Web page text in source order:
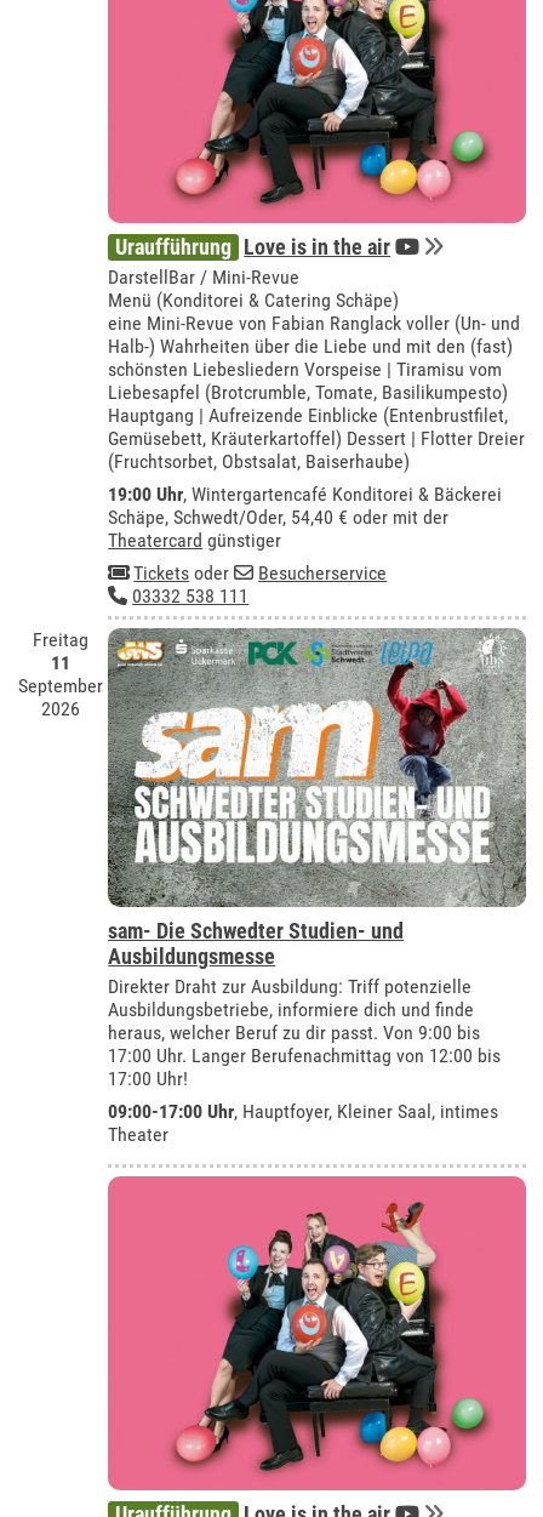
Uraufführung Love is in the air
DarstellBar / Mini-Revue
Menü (Konditorei & Catering Schäpe)
eine Mini-Revue von Fabian Ranglack voller (Un- und
Halb-) Wahrheiten über die Liebe und mit den (fast)
schönsten Liebesliedern Vorspeise | Tiramisu vom
Liebesapfel (Brotcrumble, Tomate, Basilikumpesto)
Hauptgang | Aufreizende Einblicke (Entenbrustfilet,
Gemüsebett, Kräuterkartoffel) Dessert | Flotter Dreier
(Fruchtsorbet, Obstsalat, Baiserhaube)
19:00 Uhr,Wintergartencafé Konditorei & Bäckerei
Schäpe, Schwedt/Oder, 54,40 € oder mit der
Theatercard günstiger
Tickets oder
Besucherservice
03332 538 111
Freitag
11
September
2026
sam- Die Schwedter Studien- und
Ausbildungsmesse
Direkter Draht zur Ausbildung: Triff potenzielle
Ausbildungsbetriebe, informiere dich und finde
heraus, welcher Beruf zu dir passt. Von 9:00 bis
17:00 Uhr. Langer Berufenachmittag von 12:00 bis
17:00 Uhr!
09:00-17:00 Uhr, Hauptfoyer, Kleiner Saal, intimes
Theater